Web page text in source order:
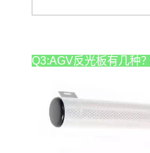
Q3:AGV反光板有几种？